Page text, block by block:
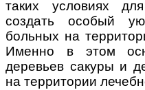
таких условиях
создать особый
больных на
Именно в этом
деревьев сакуры и
на территории